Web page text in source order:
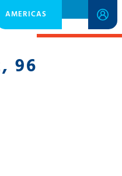
AMERICAS
SPECIFICATION SHEET
96